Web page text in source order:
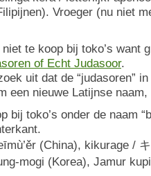
Vroeger (nu niet
niet te koop bij toko’s want
of Echt Judasoor.
uit dat de “judasoren”
een nieuwe Latijnse
bij toko’s onder de naam
(China), kikurage /
mogi (Korea), Jamur